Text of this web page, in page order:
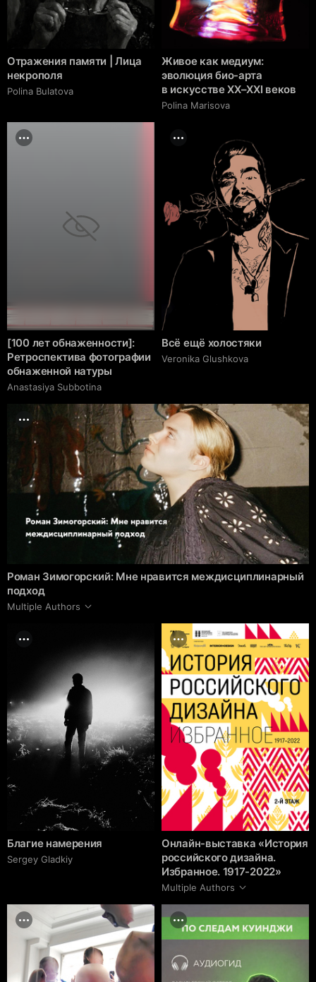
Отражения памяти | Лица
некрополя
Polina Bulatova
Живое как медиум:
эволюция био-арта
в искусстве XX–XXI веков
Polina Marisova
[100 лет обнаженности]:
Ретроспектива фотографии
обнаженной натуры
Anastasiya Subbotina
Роман Зимогорский: Мне нравится междисциплинарный
подход
Multiple Authors
Всё ещё холостяки
Veronika Glushkova
Благие намерения
Sergey Gladkiy
Онлайн-выставка «История
российского дизайна.
Избранное. 1917-2022»
Multiple Authors